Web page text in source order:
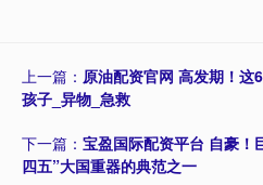
上一篇： 原油配资官网 高发期！这
孩子_异物_急救
下一篇： 宝盈国际配资平台 自豪！
四五”大国重器的典范之一